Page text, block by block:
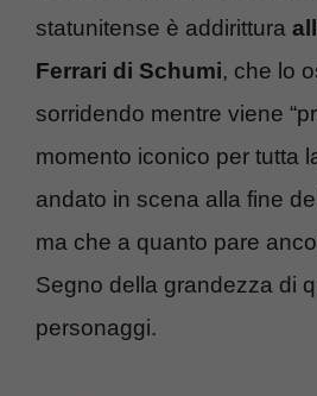
statunitense è addirittura
Ferrari di Schumi, che lo
sorridendo mentre viene
momento iconico per tutta
andato in scena alla fine
ma che a quanto pare
Segno della grandezza di
personaggi.